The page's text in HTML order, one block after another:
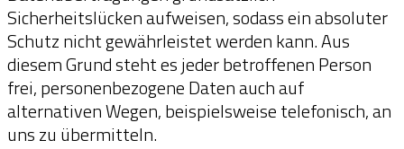
Sicherheitslücken aufweisen, sodass ein absoluter
Schutz nicht gewährleistet werden kann. Aus
diesem Grund steht es jeder betroffenen Person
frei, personenbezogene Daten auch auf
alternativen Wegen, beispielsweise telefonisch, an
uns zu übermitteln.